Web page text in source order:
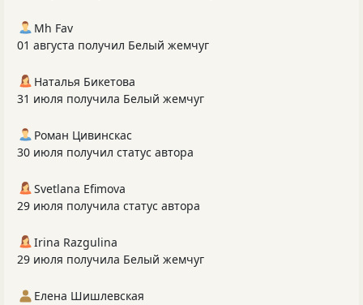
Mh Fav
01 августа получил Белый жемчуг
Наталья Бикетова
31 июля получила Белый жемчуг
Роман Цивинскас
30 июля получил статус автора
Svetlana Efimova
29 июля получила статус автора
Irina Razgulina
29 июля получила Белый жемчуг
Елена Шишлевская